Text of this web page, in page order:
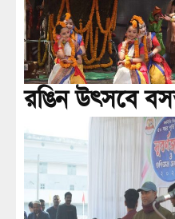
রঙিন উৎসবে